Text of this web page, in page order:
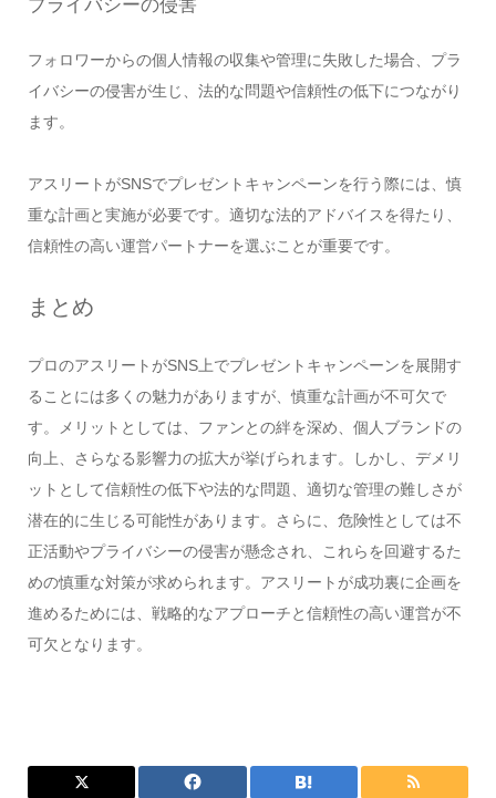
プライバシーの侵害
フォロワーからの個人情報の収集や管理に失敗した場合、プラ
イバシーの侵害が生じ、法的な問題や信頼性の低下につながり
ます。
アスリートがSNSでプレゼントキャンペーンを行う際には、慎
重な計画と実施が必要です。適切な法的アドバイスを得たり、
信頼性の高い運営パートナーを選ぶことが重要です。
まとめ
プロのアスリートがSNS上でプレゼントキャンペーンを展開す
ることには多くの魅力がありますが、慎重な計画が不可欠で
す。メリットとしては、ファンとの絆を深め、個人ブランドの
向上、さらなる影響力の拡大が挙げられます。しかし、デメリ
ットとして信頼性の低下や法的な問題、適切な管理の難しさが
潜在的に生じる可能性があります。さらに、危険性としては不
正活動やプライバシーの侵害が懸念され、これらを回避するた
めの慎重な対策が求められます。アスリートが成功裏に企画を
進めるためには、戦略的なアプローチと信頼性の高い運営が不
可欠となります。